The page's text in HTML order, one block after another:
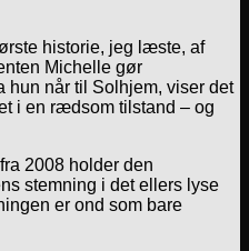
historie, jeg læste, af
Michelle gør
hun når til Solhjem, viser det
i en rædsom tilstand – og
2008 holder den
stemning i det ellers lyse
er ond som bare